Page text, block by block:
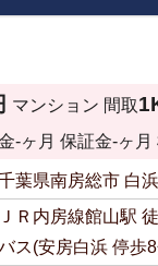
マンション 間取
-ヶ月 保証金-ヶ月
葉県南房総市 白
ＪＲ内房線館山駅
ス(安房白浜 停歩